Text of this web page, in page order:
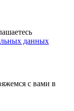
данных
с вами в